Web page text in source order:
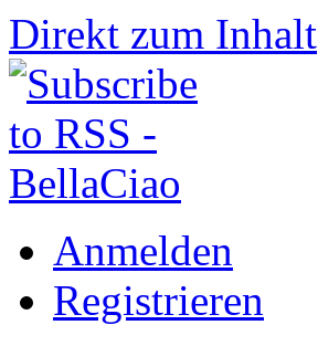
Direkt zum Inhalt
Anmelden
Registrieren